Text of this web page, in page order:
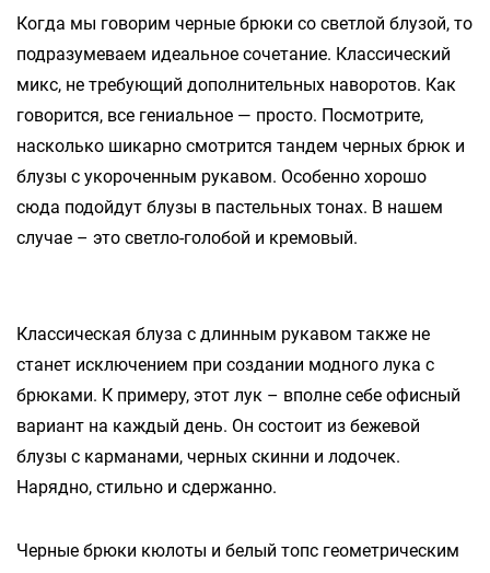
Когда мы говорим черные брюки со светлой блузой, то
подразумеваем идеальное сочетание. Классический
микс, не требующий дополнительных наворотов. Как
говорится, все гениальное — просто. Посмотрите,
насколько шикарно смотрится тандем черных брюк и
блузы с укороченным рукавом. Особенно хорошо
сюда подойдут блузы в пастельных тонах. В нашем
случае – это светло-голобой и кремовый.
Классическая блуза с длинным рукавом также не
станет исключением при создании модного лука с
брюками. К примеру, этот лук – вполне себе офисный
вариант на каждый день. Он состоит из бежевой
блузы с карманами, черных скинни и лодочек.
Нарядно, стильно и сдержанно.
Черные брюки кюлоты и белый топс геометрическим